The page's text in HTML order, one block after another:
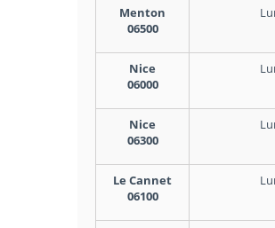
Menton
06500
Nice
06000
Nice
06300
Le Cannet
06100